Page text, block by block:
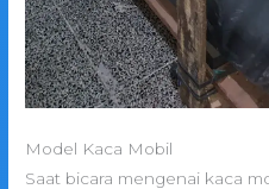
Model Kaca Mobil
Saat bicara mengenai kaca